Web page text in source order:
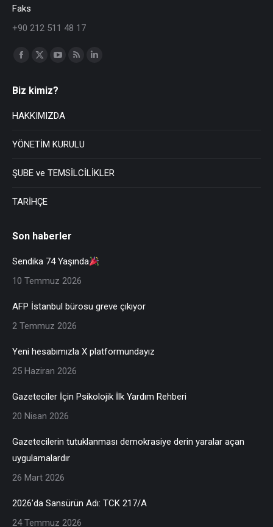
Faks
+90 212 511 48 17
Find us on:
Biz kimiz?
HAKKIMIZDA
YÖNETİM KURULU
ŞUBE ve TEMSİLCİLİKLER
TARİHÇE
Son haberler
Sendika 74 Yaşında
10 Temmuz 2026
AFP İstanbul bürosu greve çıkıyor
2 Temmuz 2026
Yeni hesabımızla X platformundayız
25 Haziran 2026
Gazeteciler İçin Psikolojik İlk Yardım Rehberi
20 Nisan 2026
Gazetecilerin tutuklanması demokrasiye derin yaralar açan
uygulamalardır
26 Mart 2026
2026’da Sansürün Adı: TCK 217/A
24 Temmuz 2026